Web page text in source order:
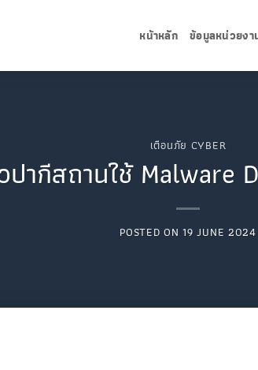
หน้าหลัก ข้อมูลหน่วยงา
เตือนภัย CYBER
ากีสถานใช้ Malware
POSTED ON19 JUNE 2024